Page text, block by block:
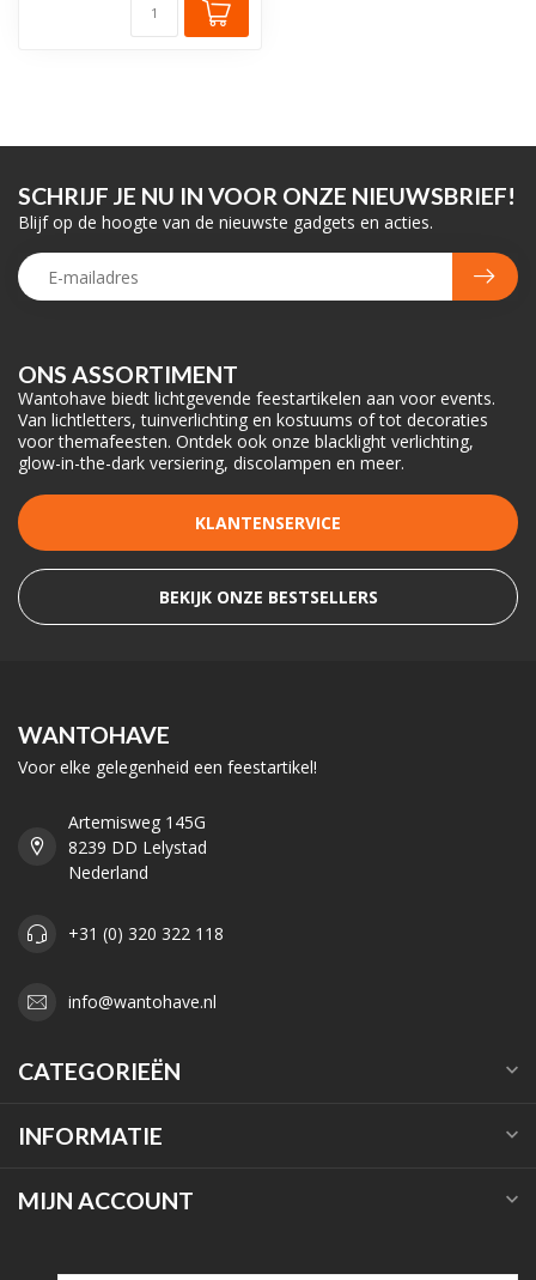
ONS ASSORTIMENT
Wantohave biedt lichtgevende feestartikelen aan voor events.
Van lichtletters, tuinverlichting en kostuums of tot decoraties
voor themafeesten. Ontdek ook onze blacklight verlichting,
glow-in-the-dark versiering, discolampen en meer.
KLANTENSERVICE
BEKIJK ONZE BESTSELLERS
SCHRIJF JE NU IN VOOR ONZE NIEUWSBRIEF!
Blijf op de hoogte van de nieuwste gadgets en acties.
WANTOHAVE
Voor elke gelegenheid een feestartikel!
Artemisweg 145G
8239 DD Lelystad
Nederland
+31 (0) 320 322 118
info@wantohave.nl
CATEGORIEËN
INFORMATIE
MIJN ACCOUNT